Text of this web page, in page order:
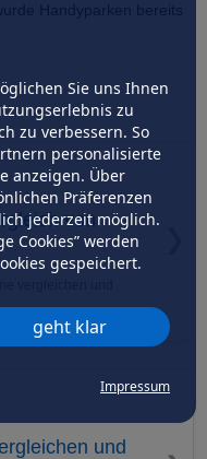
Sie uns Ihnen
zu
zu verbessern. So
personalisierte
anzeigen. Über
Präferenzen
jederzeit möglich.
Cookies” werden
gespeichert.
geht klar
Impressum
Handyparken bereits
von
und